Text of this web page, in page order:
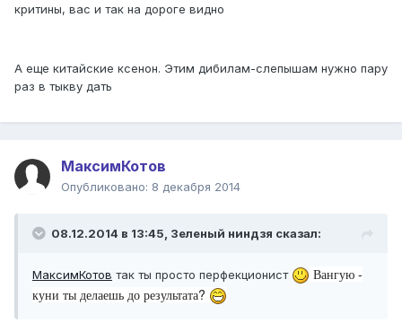
критины, вас и так на дороге видно
А еще китайские ксенон. Этим дибилам-слепышам нужно пару
раз в тыкву дать
МаксимКотов
Опубликовано: 8 декабря 2014
08.12.2014 в 13:45, Зеленый ниндзя сказал:
МаксимКотов так ты просто перфекционист
Вангую -
куни ты делаешь до результата?